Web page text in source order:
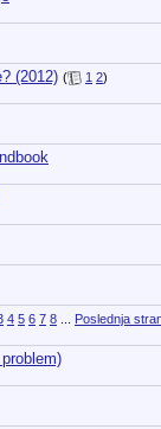
(2012) ( 1 2)
4 5 6 7 8... Poslednja